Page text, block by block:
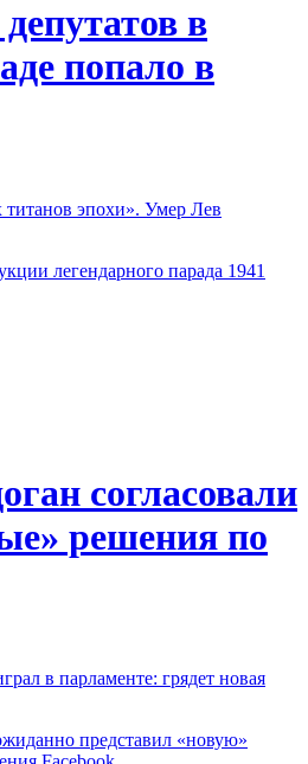
в
попало в
эпохи». Умер Лев
легендарного парада 1941
согласовали
решения по
в парламенте: грядет новая
представил «новую»